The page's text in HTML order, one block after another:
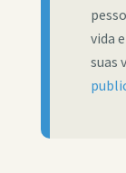
vida
suas